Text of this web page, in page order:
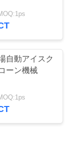
フ
7
自動アイスク
ーン機械